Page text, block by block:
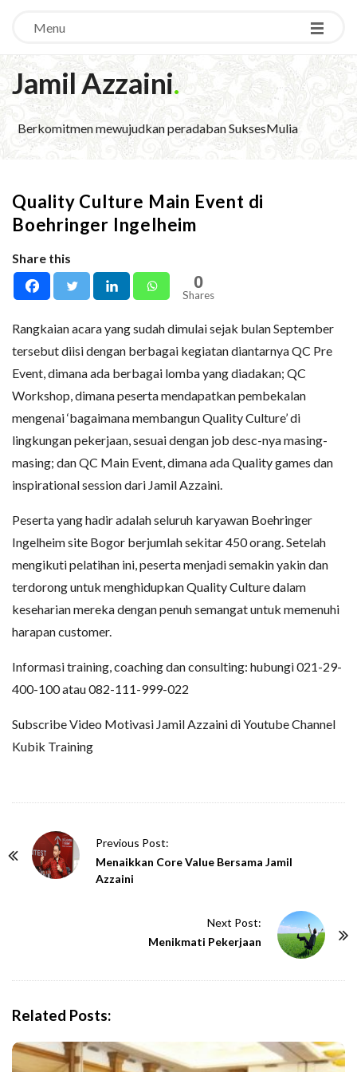
Menu
Jamil Azzaini.
Berkomitmen mewujudkan peradaban SuksesMulia
Quality Culture Main Event di
Boehringer Ingelheim
Share this
0
Shares
Rangkaian acara yang sudah dimulai sejak bulan September
tersebut diisi dengan berbagai kegiatan diantarnya QC Pre
Event, dimana ada berbagai lomba yang diadakan; QC
Workshop, dimana peserta mendapatkan pembekalan
mengenai ‘bagaimana membangun Quality Culture’ di
lingkungan pekerjaan, sesuai dengan job desc-nya masing-
masing; dan QC Main Event, dimana ada Quality games dan
inspirational session dari Jamil Azzaini.
Peserta yang hadir adalah seluruh karyawan Boehringer
Ingelheim site Bogor berjumlah sekitar 450 orang. Setelah
mengikuti pelatihan ini, peserta menjadi semakin yakin dan
terdorong untuk menghidupkan Quality Culture dalam
keseharian mereka dengan penuh semangat untuk memenuhi
harapan customer.
Informasi training, coaching dan consulting: hubungi 021-29-
400-100 atau 082-111-999-022
Subscribe Video Motivasi Jamil Azzaini di Youtube Channel
Kubik Training
Previous Post:
Menaikkan Core Value Bersama Jamil
Azzaini
Next Post:
Menikmati Pekerjaan
Related Posts: